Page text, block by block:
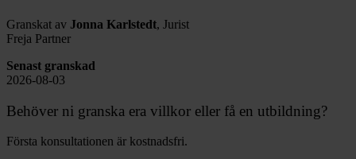
Granskat av Jonna Karlstedt, Jurist
Freja Partner
Senast granskad
2026-08-03
Behöver ni granska era villkor eller få en utbildning?
Första konsultationen är kostnadsfri.